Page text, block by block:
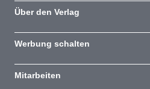
Über den Verlag
Werbung schalten
Mitarbeiten